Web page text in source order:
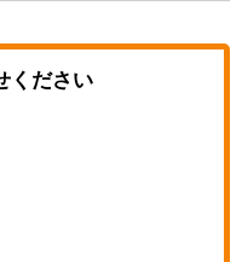
ください